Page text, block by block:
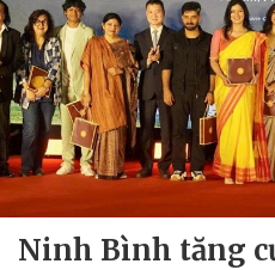
Ninh Bình tăng